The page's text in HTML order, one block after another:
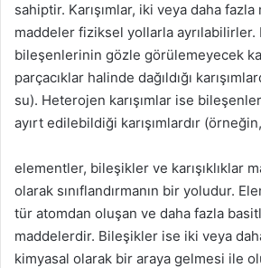
sahiptir. Karışımlar, iki veya daha
maddeler fiziksel yollarla ayrılabilirler.
bileşenlerinin gözle görülemeyecek
parçacıklar halinde dağıldığı
su). Heterojen karışımlar ise
ayırt edilebildiği karışımlardır
elementler, bileşikler ve karışıklıklar
olarak sınıflandırmanın bir yoludur.
tür atomdan oluşan ve daha fazla
maddelerdir. Bileşikler ise iki veya
kimyasal olarak bir araya gelmesi ile